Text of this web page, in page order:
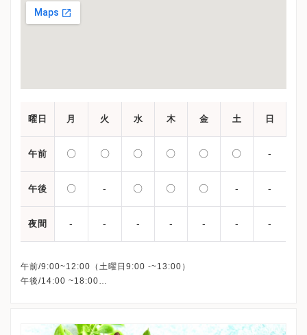
曜日 月 火 水 木 金 土 日
午前 〇 〇 〇 〇 〇 〇 -
午後 〇 - 〇 〇 〇 - -
夜間 - - - - - - -
午前/9:00~12:00（土曜日9:00 -~13:00）
午後/14:00 ~18:00